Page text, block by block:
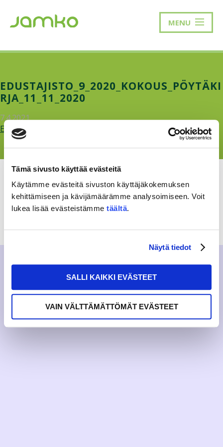
Tämä sivusto käyttää evästeitä
Käytämme evästeitä sivuston käyttäjäkokemuksen
kehittämiseen ja kävijämäärämme analysoimiseen. Voit
lukea lisää evästeistämme täältä.
Näytä tiedot
SALLI KAIKKI EVÄSTEET
VAIN VÄLTTÄMÄTTÖMÄT EVÄSTEET
MENU
EDUSTAJISTO_9_2020_KOKOUS_PÖYTÄKI
RJA_11_11_2020
7.4.2021
Edustajisto_9_2020_kokous_poytakirja_11_11_2020.pdf